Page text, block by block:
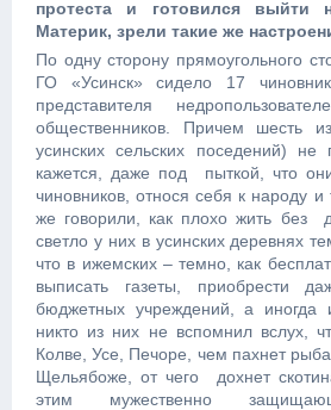
протеста и готовился выйти
Материк, зрели такие же
По одну сторону прямоугольного
ГО «Усинск» сидело 17
представителя
общественников. Причем шесть
усинских сельских поседений)
кажется, даже под пыткой, что
чиновников, относя себя к народу
же говорили, как плохо жить без
светло у них в усинских деревнях
что в ижемских – темно, как
выписать газеты, приобрести
бюджетных учреждений, а
никто из них не вспомнил вслух,
Колве, Усе, Печоре, чем пахнет
Щельябоже, от чего дохнет
этим мужественно